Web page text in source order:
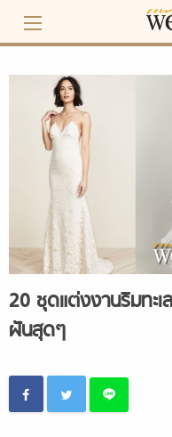
content
20 ชุดแต่งงานริมทะ
ฝันสุดๆ